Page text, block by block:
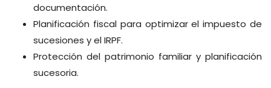
documentación.
Planificación fiscal para optimizar el impuesto de
sucesiones y el IRPF.
Protección del patrimonio familiar y planificación
sucesoria.